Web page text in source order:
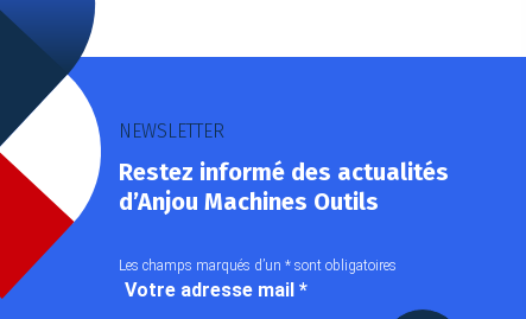
NEWSLETTER
Restez informé des actualités
d’Anjou Machines Outils
Les champs marqués d’un * sont obligatoires
Votre adresse mail *